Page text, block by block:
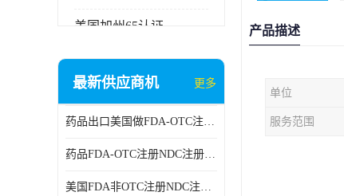
美国加州65认证
AAA信用证书
RCM，C-TICK，SAA
商标专利办理
最新供应商机 更多
药品出口美国做FDA-OTC注册NDC注册周期时间
药品FDA-OTC注册NDC注册办理资料
美国FDA非OTC注册NDC注册办理流程
产品描述
单位
服务范围